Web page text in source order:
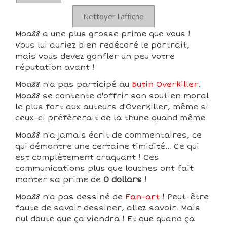
Nettoyer l'affiche
Moa88 a une plus grosse prime que vous !
Vous lui auriez bien redécoré le portrait,
mais vous devez gonfler un peu votre
réputation avant !
Moa88 n'a pas participé au Butin Overkiller.
Moa88 se contente d'offrir son soutien moral
le plus fort aux auteurs d'Overkiller, même si
ceux-ci préfèrerait de la thune quand même.
Moa88 n'a jamais écrit de commentaires, ce
qui démontre une certaine timidité... Ce qui
est complètement craquant ! Ces
communications plus que louches ont fait
monter sa prime de 0 dollars !
Moa88 n'a pas dessiné de Fan-art ! Peut-être
faute de savoir dessiner, allez savoir. Mais
nul doute que ça viendra ! Et que quand ça